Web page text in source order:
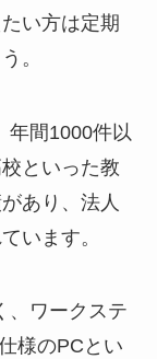
い方は定期
。
年間1000件以
といった教
あり、法人
います。
、ワークステ
様のPCとい